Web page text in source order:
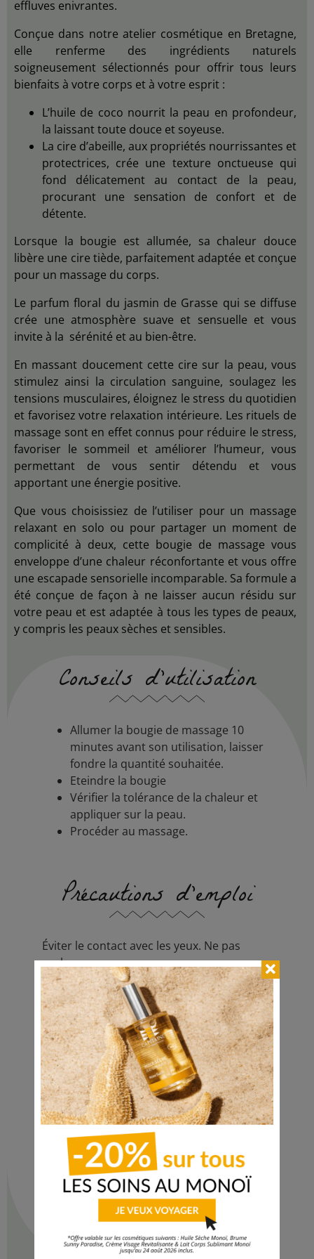
effluves enivrantes.
Conçue dans notre atelier cosmétique en Bretagne,
elle renferme des ingrédients naturels
soigneusement sélectionnés pour offrir tous leurs
bienfaits à votre corps et à votre esprit :
L’huile de coco nourrit la peau en profondeur,
la laissant toute douce et soyeuse.
La cire d’abeille, aux propriétés nourrissantes et
protectrices, crée une texture onctueuse qui
fond délicatement au contact de la peau,
procurant une sensation de confort et de
détente.
Lorsque la bougie est allumée, sa chaleur douce
libère une cire tiède, parfaitement adaptée et conçue
pour un massage du corps.
Le parfum floral du jasmin de Grasse qui se diffuse
crée une atmosphère suave et sensuelle et vous
invite à la sérénité et au bien-être.
En massant doucement cette cire sur la peau, vous
stimulez ainsi la circulation sanguine, soulagez les
tensions musculaires, éloignez le stress du quotidien
et favorisez votre relaxation intérieure. Les rituels de
massage sont en effet connus pour réduire le stress,
favoriser le sommeil et améliorer l’humeur, vous
permettant de vous sentir détendu et vous
apportant une énergie positive.
Que vous choisissiez de l’utiliser pour un massage
relaxant en solo ou pour partager un moment de
complicité à deux, cette bougie de massage vous
enveloppe d’une chaleur réconfortante et vous offre
une escapade sensorielle incomparable. Sa formule a
été conçue de façon à ne laisser aucun résidu sur
votre peau et est adaptée à tous les types de peaux,
y compris les peaux sèches et sensibles.
Conseils d’utilisation
Allumer la bougie de massage 10
minutes avant son utilisation, laisser
fondre la quantité souhaitée.
Eteindre la bougie
Vérifier la tolérance de la chaleur et
appliquer sur la peau.
Procéder au massage.
Précautions d'emploi
Éviter le contact avec les yeux. Ne pas
avaler.
Ne pas utiliser chez la femme enceinte ou
allaitante et l’enfant de moins de 6 ans.
Ne pas utiliser la bougie avec la mèche
allumée. Se reporter strictement aux
indications stipulées sur l’emballage.
Ingrédients
Cocos nucifera (coconut) oil, hydrogenated
soybean oil, parfum (fragrance), cera alba
(beeswax), glyceryl stearate, lecithin, benzyl
benzoate.